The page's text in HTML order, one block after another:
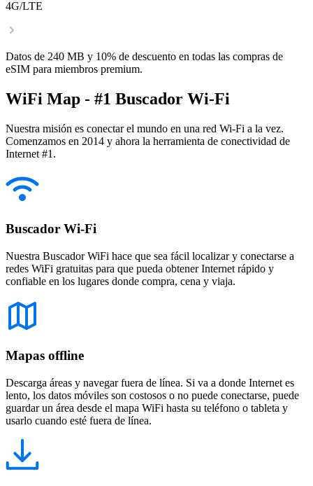
4G/LTE
Datos de 240 MB y 10% de descuento en todas las compras de
eSIM para miembros premium.
WiFi Map - #1 Buscador Wi-Fi
Nuestra misión es conectar el mundo en una red Wi-Fi a la vez.
Comenzamos en 2014 y ahora la herramienta de conectividad de
Internet #1.
Buscador Wi-Fi
Nuestra Buscador WiFi hace que sea fácil localizar y conectarse a
redes WiFi gratuitas para que pueda obtener Internet rápido y
confiable en los lugares donde compra, cena y viaja.
Mapas offline
Descarga áreas y navegar fuera de línea. Si va a donde Internet es
lento, los datos móviles son costosos o no puede conectarse, puede
guardar un área desde el mapa WiFi hasta su teléfono o tableta y
usarlo cuando esté fuera de línea.